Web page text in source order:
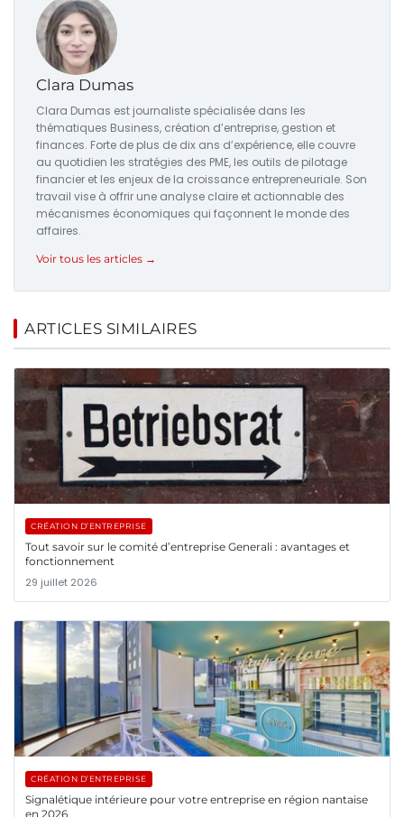
Clara Dumas
Clara Dumas est journaliste spécialisée dans les
thématiques Business, création d’entreprise, gestion et
finances. Forte de plus de dix ans d’expérience, elle couvre
au quotidien les stratégies des PME, les outils de pilotage
financier et les enjeux de la croissance entrepreneuriale. Son
travail vise à offrir une analyse claire et actionnable des
mécanismes économiques qui façonnent le monde des
affaires.
Voir tous les articles →
ARTICLES SIMILAIRES
CRÉATION D’ENTREPRISE
Tout savoir sur le comité d’entreprise Generali : avantages et
fonctionnement
29 juillet 2026
CRÉATION D’ENTREPRISE
Signalétique intérieure pour votre entreprise en région nantaise
en 2026